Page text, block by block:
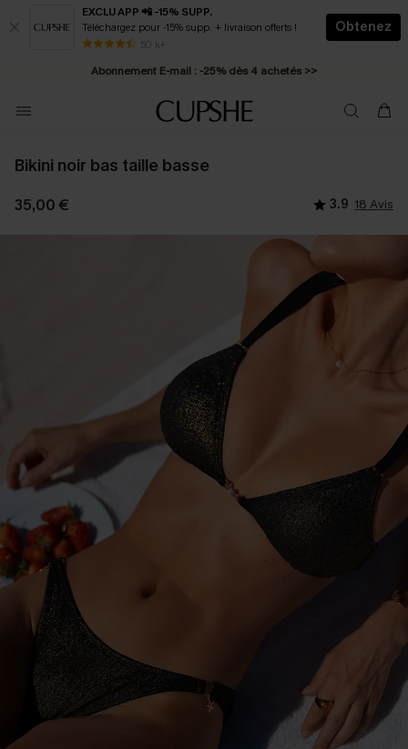
EXCLU APP 📲 -15% SUPP.
Téléchargez pour -15% supp. + livraison offerts !
50 k+
Obtenez
* Livraison éclair 2-3 jours ouvrés >>
Abonnement E-mail : -25% dès 4 achetés >>
Bikini noir bas taille basse
35,00 € 3.9 18 Avis